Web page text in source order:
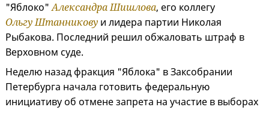
"Яблоко"Александра Шишлова, его коллегу
Ольгу Штанникову и лидера партии Николая
Рыбакова. Последний решил обжаловать штраф в
Верховном суде.
Неделю назад фракция "Яблока" в Заксобрании
Петербурга начала готовить федеральную
инициативу об отмене запрета на участие в выборах